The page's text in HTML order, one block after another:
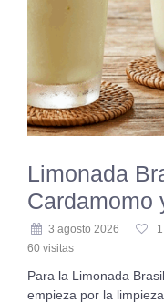
Limonada
Cardamomo
3 agosto 2026 1
60 visitas
Para la Limonada
empieza por la